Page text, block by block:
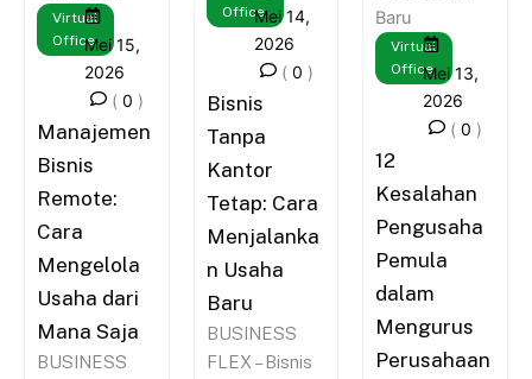
Virtual
OfficeMei 15,
2026
( 0 )
Manajemen
Bisnis
Remote:
Cara
Mengelola
Usaha dari
Mana Saja
BUSINESS
OfficeMei 14,
2026
( 0 )
Bisnis
Tanpa
Kantor
Tetap: Cara
Menjalanka
n Usaha
Baru
BUSINESS
FLEX – Bisnis
Virtual
OfficeMei 13,
2026
( 0 )
12
Kesalahan
Pengusaha
Pemula
dalam
Mengurus
Perusahaan